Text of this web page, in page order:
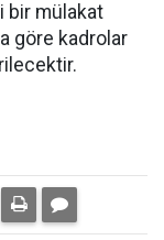
bir mülakat
göre kadrolar